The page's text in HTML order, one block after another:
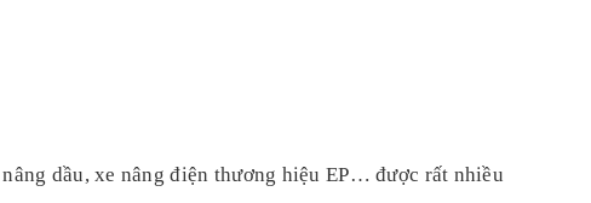
dầu, xe nâng điện thương hiệu EP… được rất nhiều